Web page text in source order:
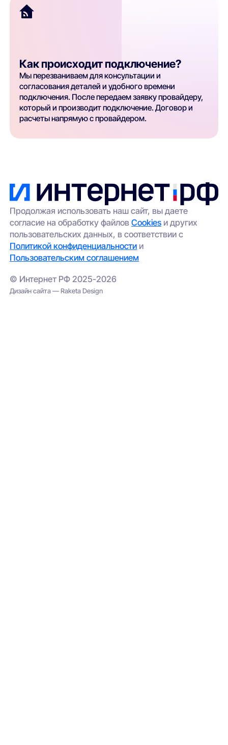
Как происходит подключение?
Мы перезваниваем для консультации и
согласования деталей и удобного времени
подключения. После передаем заявку провайдеру,
который и производит подключение. Договор и
расчеты напрямую с провайдером.
Продолжая использовать наш сайт, вы даете
согласие на обработку файловCookies и других
пользовательских данных, в соответствии с
Политикой конфиденциальности и
Пользовательским соглашением
© Интернет РФ 2025-2026
Дизайн сайта — Raketa Design